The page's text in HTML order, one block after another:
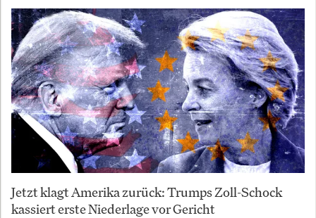
Jetzt klagt Amerika zurück: Trumps Zoll-Schock
kassiert erste Niederlage vor Gericht